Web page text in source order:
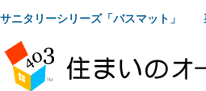
サニタリーシリーズ「バスマット」